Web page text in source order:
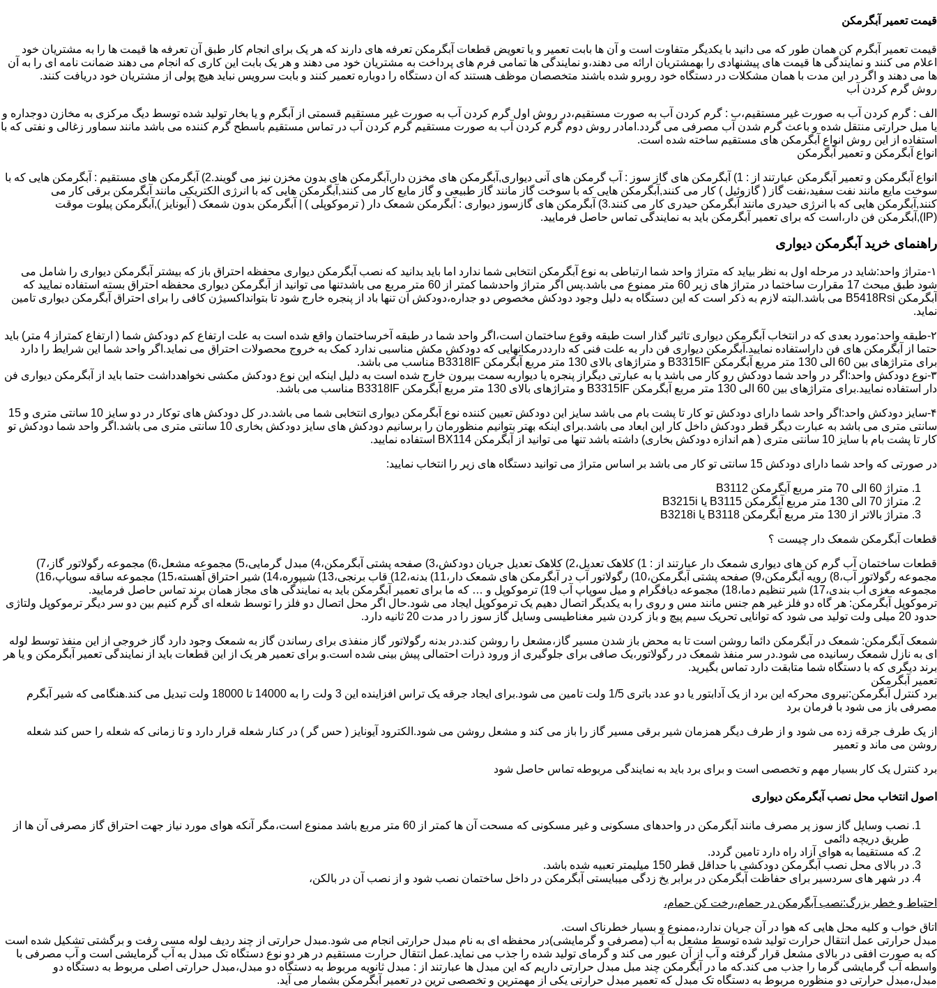
قیمت تعمیر آبگرمکن
قیمت تعمیر آبگرم کن همان طور که می دانید با یکدیگر متفاوت است و آن ها بابت تعمیر و یا تعویض قطعات آبگرمکن تعرفه های دارند که هر یک برای انجام کار طبق آن تعرفه ها قیمت ها را به مشتریان خود
اعلام می کنند و نمایندگی ها قیمت های پیشنهادی را بهمشتریان ارائه می دهند،و نمایندگی ها تمامی فرم های پرداخت به مشتریان خود می دهند و هر یک بابت این کاری که انجام می دهند ضمانت نامه ای را به آن
ها می دهند و اگر در این مدت با همان مشکلات در دستگاه خود روبرو شده باشند متخصصان موظف هستند که ان دستگاه را دوباره تعمیر کنند و بابت سرویس نباید هیچ پولی از مشتریان خود دریافت کنند.
روش گرم کردن آب
الف : گرم کردن آب به صورت غیر مستقیم،ب : گرم کردن آب به صورت مستقیم،در روش اول گرم کردن آب به صورت غیر مستقیم قسمتی از آبگرم و یا بخار تولید شده توسط دیگ مرکزی به مخازن دوجداره و
یا مبل حرارتی منتقل شده و باعث گرم شدن آب مصرفی می گردد.امادر روش دوم گرم کردن آب به صورت مستقیم گرم کردن آب در تماس مستقیم باسطح گرم کننده می باشد مانند سماور زغالی و نفتی که با
استفاده از این روش انواع آبگرمکن های مستقیم ساخته شده است.
انواع آبگرمکن و تعمیر آبگرمکن
انواع آبگرمکن و تعمیر آبگرمکن عبارتند از : 1) آبگرمکن های گاز سوز : آب گرمکن های آنی دیواری,آبگرمکن های مخزن دار,آبگرمکن های بدون مخزن نیز می گویند.2) آبگرمکن های مستقیم : آبگرمکن هایی که با
سوخت مایع مانند نفت سفید،نفت گاز ( گازوئیل ) کار می کنند,آبگرمکن هایی که با سوخت گاز مانند گاز طبیعی و گاز مایع کار می کنند,آبگرمکن هایی که با انرژی الکتریکی مانند آبگرمکن برقی کار می
کنند,آبگرمکن هایی که با انرژی حیدری مانند آبگرمکن حیدری کار می کنند.3) آبگرمکن های گازسوز دیواری : آبگرمکن شمعک دار ( ترموکوپلی ) | آبگرمکن بدون شمعک ( آیونایز ),آبگرمکن پیلوت موقت
(IP),آبگرمکن فن دار،است که برای تعمیر آبگرمکن باید به نمایندگی تماس حاصل فرمایید.
راهنمای خرید آبگرمکن دیواری
۱-متراژ واحد:شاید در مرحله اول به نظر بیاید که متراژ واحد شما ارتباطی به نوع آبگرمکن انتخابی شما ندارد اما باید بدانید که نصب آبگرمکن دیواری محفظه احتراق باز که بیشتر آبگرمکن دیواری را شامل می
شود طبق مبحث 17 مقرارت ساختما در متراژ های زیر 60 متر ممنوع می باشد.پس اگر متراژ واحدشما کمتر از 60 متر مربع می باشدتنها می توانید از آبگرمکن دیواری محفظه احتراق بسته استفاده نمایید که
آبگرمکن B5418Rsi می باشد.البته لازم به ذکر است که این دستگاه به دلیل وجود دودکش مخصوص دو جداره،دودکش آن تنها باد از پنجره خارج شود تا بتوانداکسیژن کافی را برای احتراق آبگرمکن دیواری تامین
نماید.
۲-طبقه واحد:مورد بعدی که در انتخاب آبگرمکن دیواری تاثیر گذار است طبقه وقوع ساختمان است،اگر واحد شما در طبقه آخرساختمان واقع شده است به علت ارتفاع کم دودکش شما ( ارتفاع کمتراز 4 متر) باید
حتما از آبگرمکن های فن داراستفاده نمایید.آبگرمکن دیواری فن دار به علت فنی که دارددرمکانهایی که دودکش مکش مناسبی ندارد کمک به خروج محصولات احتراق می نماید.اگر واحد شما این شرایط را دارد
برای متراژهای بین 60 الی 130 متر مربع آبگرمکن B3315IF و متراژهای بالای 130 متر مربع آبگرمکن B3318IF مناسب می باشد.
۳-نوع دودکش واحد:اگر در واحد شما دودکش رو کار می باشد یا به عبارتی دیگراز پنجره یا دیواربه سمت بیرون خارج شده است به دلیل اینکه این نوع دودکش مکشی نخواهدداشت حتما باید از آبگرمکن دیواری فن
دار استفاده نمایید.برای متراژهای بین 60 الی 130 متر مربع آبگرمکن B3315IF و متراژهای بالای 130 متر مربع آبگرمکن B3318IF مناسب می باشد.
۴-سایز دودکش واحد:اگر واحد شما دارای دودکش تو کار تا پشت بام می باشد سایز این دودکش تعیین کننده نوع آبگرمکن دیواری انتخابی شما می باشد.در کل دودکش های توکار در دو سایز 10 سانتی متری و 15
سانتی متری می باشد به عبارت دیگر قطر دودکش داخل کار این ابعاد می باشد.برای اینکه بهتر بتوانیم منظورمان را برسانیم دودکش های سایز دودکش بخاری 10 سانتی متری می باشد.اگر واحد شما دودکش تو
کار تا پشت بام با سایز 10 سانتی متری ( هم اندازه دودکش بخاری) داشته باشد تنها می توانید از آبگرمکن BX114 استفاده نمایید.
در صورتی که واحد شما دارای دودکش 15 سانتی تو کار می باشد بر اساس متراژ می توانید دستگاه های زیر را انتخاب نمایید:
متراژ 60 الی 70 متر مربع آبگرمکن B3112
متراژ 70 الی 130 متر مربع آبگرمکن B3115 یا B3215i
متراژ بالاتر از 130 متر مربع آبگرمکن B3118 یا B3218i
قطعات آبگرمکن شمعک دار چیست ؟
قطعات ساختمان آب گرم کن های دیواری شمعک دار عبارتند از : 1) کلاهک تعدیل،2) کلاهک تعدیل جریان دودکش،3) صفحه پشتی آبگرمکن،4) مبدل گرمایی،5) مجموعه مشعل،6) مجموعه رگولاتور گاز،7)
مجموعه رگولاتور آب،8) رویه آبگرمکن،9) صفحه پشتی آبگرمکن،10) رگولاتور آب در آبگرمکن های شمعک دار،11) بدنه،12) قاب برنجی،13) شیپوره،14) شیر احتراق آهسته،15) مجموعه ساقه سوپاپ،16)
مجموعه مغزی آب بندی،17) شیر تنظیم دما،18) مجموعه دیافگرام و میل سوپاپ آب 19) ترموکوپل و … که ما برای تعمیر آبگرمکن باید به نمایندگی های مجاز همان برند تماس حاصل فرمایید.
ترموکوپل آبگرمکن: هر گاه دو فلز غیر هم جنس مانند مس و روی را به یکدیگر اتصال دهیم یک ترموکوپل ایجاد می شود.حال اگر محل اتصال دو فلز را توسط شعله ای گرم کنیم بین دو سر دیگر ترموکوپل ولتاژی
حدود 20 میلی ولت تولید می شود که توانایی تحریک سیم پیچ و باز کردن شیر مغناطیسی وسایل گاز سوز را در مدت 20 ثانیه دارد.
شمعک آبگرمکن: شمعک در آبگرمکن دائما روشن است تا به محض باز شدن مسیر گاز،مشعل را روشن کند.در بدنه رگولاتور گاز منفذی برای رساندن گاز به شمعک وجود دارد گاز خروجی از این منفذ توسط لوله
ای به نازل شمعک رسانیده می شود.در سر منفذ شمعک در رگولاتور،یک صافی برای جلوگیری از ورود ذرات احتمالی پیش بینی شده است.و برای تعمیر هر یک از این قطعات باید از نمایندگی تعمیر آبگرمکن و یا هر
برند دیگری که با دستگاه شما متابقت دارد تماس بگیرید.
تعمیر آبگرمکن
برد کنترل آبگرمکن:نیروی محرکه این برد از یک آدابتور یا دو عدد باتری 1/5 ولت تامین می شود.برای ایجاد جرقه یک تراس افزاینده این 3 ولت را به 14000 تا 18000 ولت تبدیل می کند.هنگامی که شیر آبگرم
مصرفی باز می شود با فرمان برد
از یک طرف جرقه زده می شود و از طرف دیگر همزمان شیر برقی مسیر گاز را باز می کند و مشعل روشن می شود.الکترود آیونایز ( حس گر ) در کنار شعله قرار دارد و تا زمانی که شعله را حس کند شعله
روشن می ماند و تعمیر
برد کنترل یک کار بسیار مهم و تخصصی است و برای برد باید به نمایندگی مربوطه تماس حاصل شود
اصول انتخاب محل نصب آبگرمکن دیواری
نصب وسایل گاز سوز پر مصرف مانند آبگرمکن در واحدهای مسکونی و غیر مسکونی که مسحت آن ها کمتر از 60 متر مربع باشد ممنوع است،مگر آنکه هوای مورد نیاز جهت احتراق گاز مصرفی آن ها از
طریق دریچه دائمی
که مستقیما به هوای آزاد راه دارد تامین گردد.
در بالای محل نصب آبگرمکن دودکشی با حداقل قطر 150 میلیمتر تعبیه شده باشد.
در شهر های سردسیر برای حفاظت آبگرمکن در برابر یخ زدگی میبایستی آبگرمکن در داخل ساختمان نصب شود و از نصب آن در بالکن،
احتیاط و خطر بزرگ:نصب آبگرمکن در حمام،رخت کن حمام،
اتاق خواب و کلیه محل هایی که هوا در آن جریان ندارد،ممنوع و بسیار خطرناک است.
مبدل حرارتی عمل انتقال حرارت تولید شده توسط مشعل به آب (مصرفی و گرمایشی)در محفظه ای به نام مبدل حرارتی انجام می شود.مبدل حرارتی از چند ردیف لوله مسی رفت و برگشتی تشکیل شده است
که به صورت افقی در بالای مشعل قرار گرفته و آب از آن عبور می کند و گرمای تولید شده را جذب می نماید.عمل انتقال حرارت مستقیم در هر دو نوع دستگاه تک مبدل به آب گرمایشی است و آب مصرفی با
واسطه آب گرمایشی گرما را جذب می کند.که ما در آبگرمکن چند مبل مبدل حرارتی داریم که این مبدل ها عبارتند از : مبدل ثانویه مربوط به دستگاه دو مبدل،مبدل حرارتی اصلی مربوط به دستگاه دو
مبدل،مبدل حرارتی دو منظوره مربوط به دستگاه تک مبدل که تعمیر مبدل حرارتی یکی از مهمترین و تخصصی ترین در تعمیر آبگرمکن بشمار می آید.